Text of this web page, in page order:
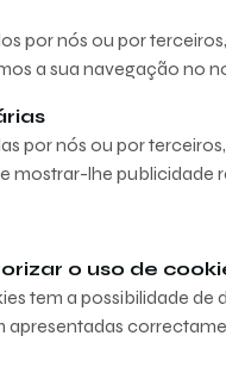
por nós ou por
a sua navegação no
por nós ou por
mostrar-lhe publicidade
o uso de
tem a possibilidade
apresentadas